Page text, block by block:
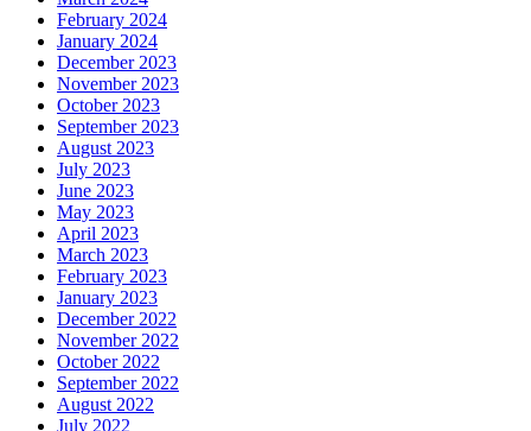
February 2024
January 2024
December 2023
November 2023
October 2023
September 2023
August 2023
July 2023
June 2023
May 2023
April 2023
March 2023
February 2023
January 2023
December 2022
November 2022
October 2022
September 2022
August 2022
July 2022